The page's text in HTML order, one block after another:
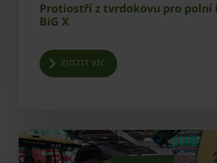
Protiostří z tvrdokovu pro polní
BiG X
ZJISTIT VÍC